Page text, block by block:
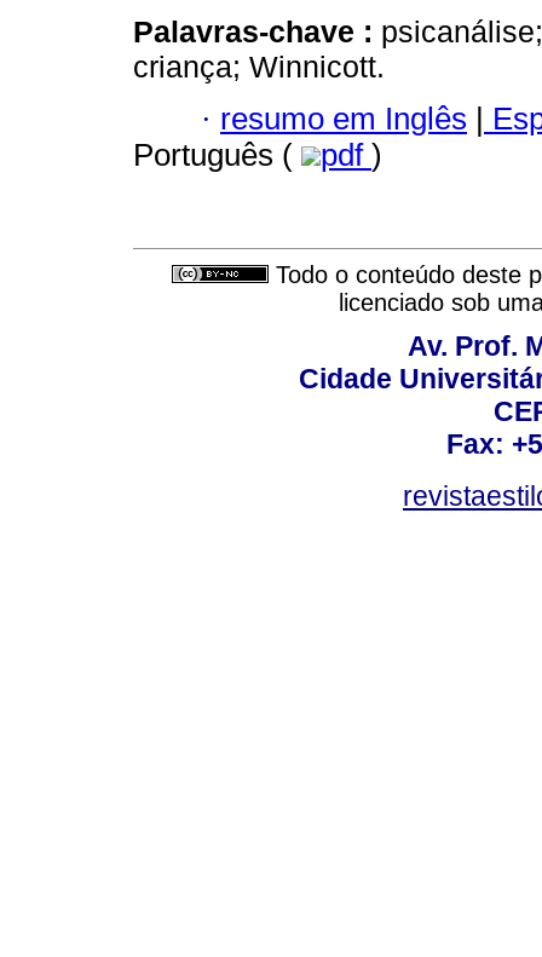
Palavras-chave :
criança; Winnicott.
· resumo em Inglês |
Português (
pdf )
Todo o conteúdo deste
licenciado sob
Av. Prof.
Cidade
Fax: